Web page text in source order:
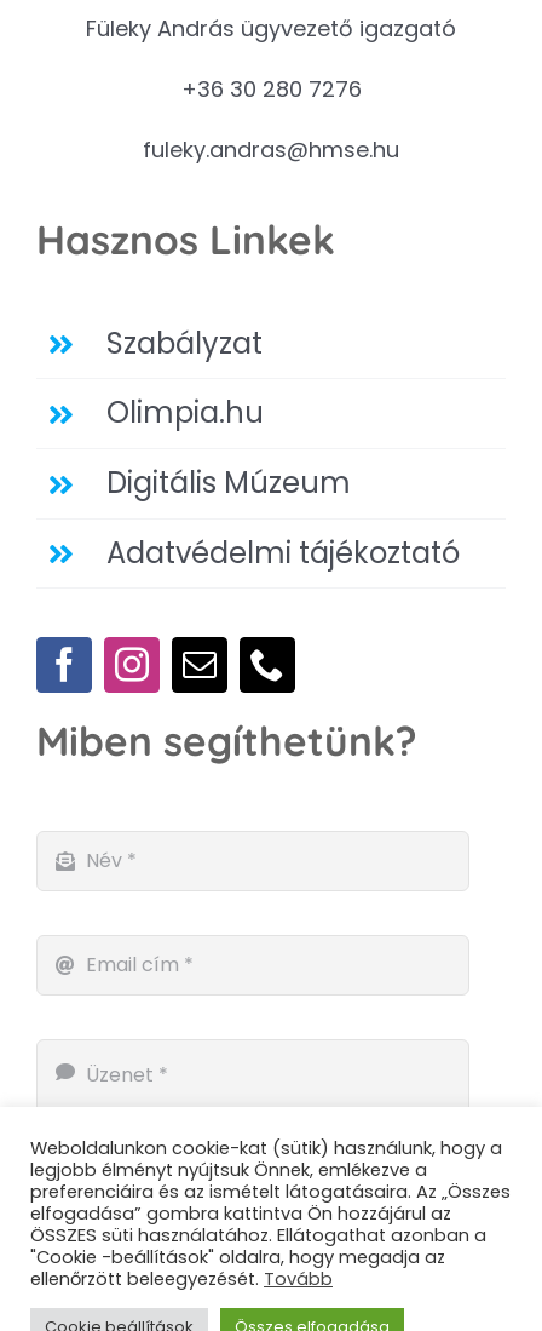
Füleky András ügyvezető igazgató
+36 30 280 7276
fuleky.andras@hmse.hu
Hasznos Linkek
Szabályzat
Olimpia.hu
Digitális Múzeum
Adatvédelmi tájékoztató
Miben segíthetünk?
Küldés
Weboldalunkon cookie-kat (sütik) használunk, hogy a
legjobb élményt nyújtsuk Önnek, emlékezve a
preferenciáira és az ismételt látogatásaira. Az „Összes
elfogadása” gombra kattintva Ön hozzájárul az
ÖSSZES süti használatához. Ellátogathat azonban a
"Cookie -beállítások" oldalra, hogy megadja az
ellenőrzött beleegyezését. Tovább